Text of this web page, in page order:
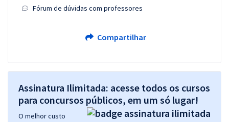
Fórum de dúvidas com professores
Compartilhar
Assinatura Ilimitada: acesse todos os cursos
para concursos públicos, em um só lugar!
O melhor custo